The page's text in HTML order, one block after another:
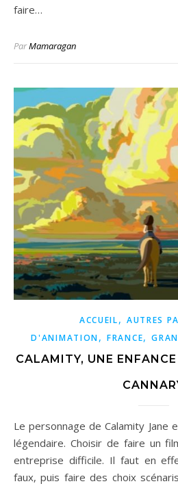
faire…
ParMamaragan
ACCUEIL, AUTRES
D'ANIMATION,FRANCE,
CALAMITY, UNE
Le personnage de Calamity Jane est autant historique que
légendaire. Choisir de faire un
entreprise difficile. Il faut en
faux, puis faire des choix